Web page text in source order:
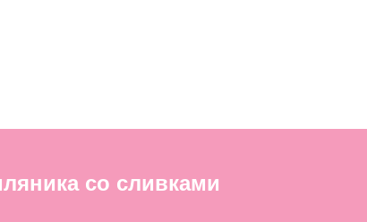
со сливками